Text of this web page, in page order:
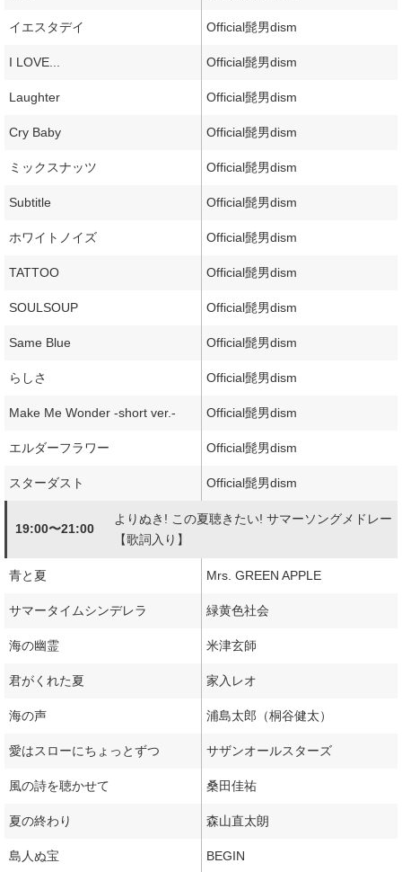
イエスタデイ Official髭男dism
I LOVE... Official髭男dism
Laughter Official髭男dism
Cry Baby Official髭男dism
ミックスナッツ Official髭男dism
Subtitle Official髭男dism
ホワイトノイズ Official髭男dism
TATTOO Official髭男dism
SOULSOUP Official髭男dism
Same Blue Official髭男dism
らしさ Official髭男dism
Make Me Wonder -short ver.- Official髭男dism
エルダーフラワー Official髭男dism
スターダスト Official髭男dism
19:00〜21:00
よりぬき! この夏聴きたい! サマーソングメドレー
【歌詞入り】
青と夏 Mrs. GREEN APPLE
サマータイムシンデレラ 緑黄色社会
海の幽霊 米津玄師
君がくれた夏 家入レオ
海の声 浦島太郎（桐谷健太）
愛はスローにちょっとずつ サザンオールスターズ
風の詩を聴かせて 桑田佳祐
夏の終わり 森山直太朗
島人ぬ宝 BEGIN